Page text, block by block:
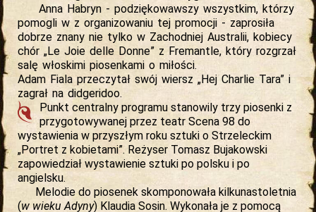
Anna Habryn - podziękowawszy wszystkim, którzy
pomogli w z organizowaniu tej promocji - zaprosiła
dobrze znany nie tylko w Zachodniej Australii, kobiecy
chór „Le Joie delle Donne” z Fremantle, który rozgrzał
salę włoskimi piosenkami o miłości.
Adam Fiala przeczytał swój wiersz „Hej Charlie Tara” i
zagrał na didgeridoo.
Punkt centralny programu stanowily trzy piosenki z
przygotowywanej przez teatr Scena 98 do
wystawienia w przyszłym roku sztuki o Strzeleckim
„Portret z kobietami”. Reżyser Tomasz Bujakowski
zapowiedział wystawienie sztuki po polsku i po
angielsku.
Melodie do piosenek skomponowała kilkunastoletnia
(w wieku Adyny) Klaudia Sosin. Wykonała je z pomocą